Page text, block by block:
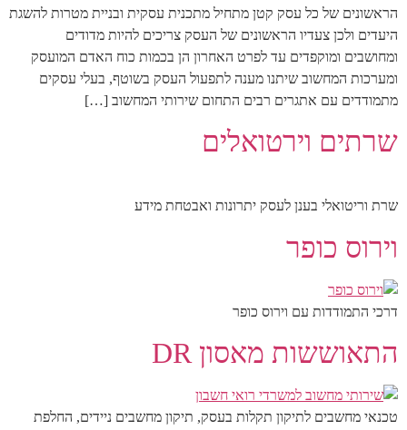
הראשונים של כל עסק קטן מתחיל מתכנית עסקית ובניית מטרות להשגת
היעדים ולכן צעדיו הראשונים של העסק צריכים להיות מדודים
ומחושבים ומוקפדים עד לפרט האחרון הן בכמות כוח האדם המועסק
ומערכות המחשוב שיתנו מענה לתפעול העסק בשוטף, בעלי עסקים
מתמודדים עם אתגרים רבים התחום שירותי המחשוב […]
שרתים וירטואלים
שרת וריטואלי בענן לעסק יתרונות ואבטחת מידע
וירוס כופר
דרכי התמודדות עם וירוס כופר
התאוששות מאסון DR
טכנאי מחשבים לתיקון תקלות בעסק, תיקון מחשבים ניידים, החלפת